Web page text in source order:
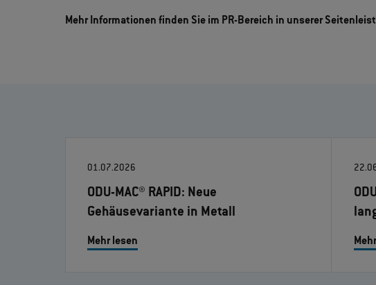
Mehr Informationen finden Sie im PR-Bereich in unserer
01.07.2026
ODU-MAC® RAPID: Neue
Gehäusevariante in Metall
Mehr lesen